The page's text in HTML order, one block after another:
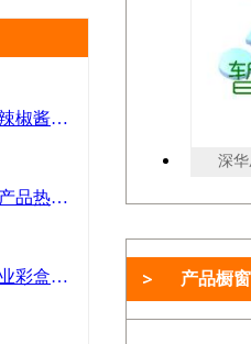
铝塑复合辣椒酱膜 服务为先 江苏华港医药包装供应
广州食品产品热敏纸批发 广州市杰星包装制品供应
普陀区专业彩盒印刷厂哪家好 上海世丰印刷供应
深华
产品橱窗